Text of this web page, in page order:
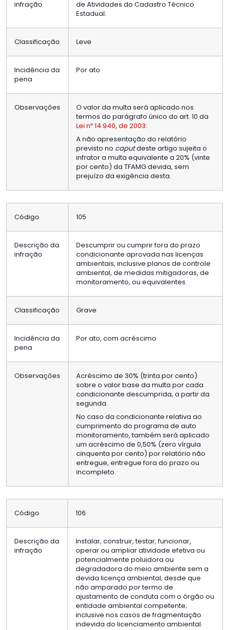
infração
de Atividades do Cadastro Técnico
Estadual.
Classificação Leve
Incidência da
pena
Por ato
Observações
O valor da multa será aplicado nos
termos do parágrafo único do art. 10 da
Lei nº 14.940, de 2003:
A não apresentação do relatório
previsto no caputdeste artigo sujeita o
infrator a multa equivalente a 20% (vinte
por cento) da TFAMG devida, sem
prejuízo da exigência desta.
Código 105
Descrição da
infração
Descumprir ou cumprir fora do prazo
condicionante aprovada nas licenças
ambientais, inclusive planos de controle
ambiental, de medidas mitigadoras, de
monitoramento, ou equivalentes.
Classificação Grave
Incidência da
pena
Por ato, com acréscimo
Observações
Acréscimo de 30% (trinta por cento)
sobre o valor base da multa por cada
condicionante descumprida, a partir da
segunda.
No caso da condicionante relativa ao
cumprimento do programa de auto
monitoramento, também será aplicado
um acréscimo de 0,50% (zero vírgula
cinquenta por cento) por relatório não
entregue, entregue fora do prazo ou
incompleto.
Código 106
Descrição da
infração
Instalar, construir, testar, funcionar,
operar ou ampliar atividade efetiva ou
potencialmente poluidora ou
degradadora do meio ambiente sem a
devida licença ambiental, desde que
não amparado por termo de
ajustamento de conduta com o órgão ou
entidade ambiental competente;
inclusive nos casos de fragmentação
indevida do licenciamento ambiental.